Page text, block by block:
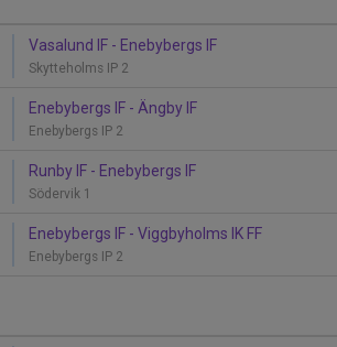
Vasalund IF - Enebybergs IF
Skytteholms IP 2
Enebybergs IF - Ängby IF
Enebybergs IP 2
Runby IF - Enebybergs IF
Södervik 1
Enebybergs IF - Viggbyholms IK FF
Enebybergs IP 2